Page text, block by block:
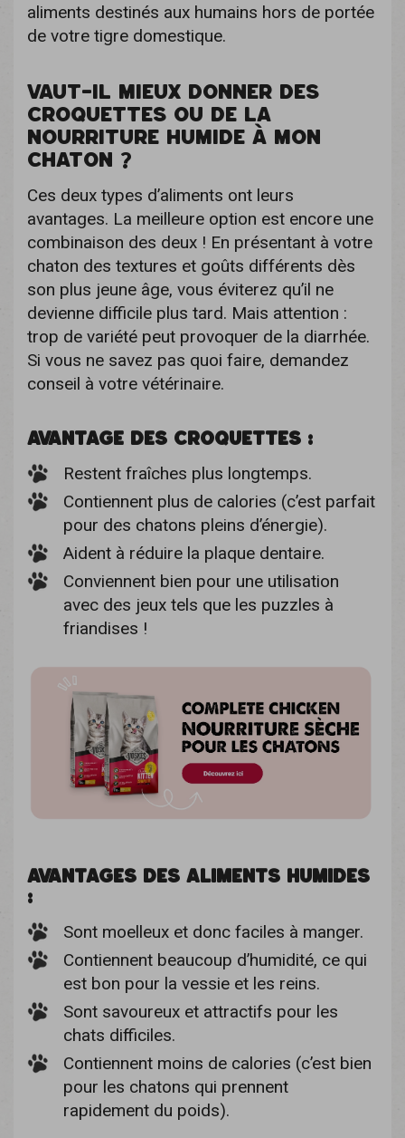
aliments destinés aux humains hors de portée
de votre tigre domestique.
VAUT-IL MIEUX DONNER DES
CROQUETTES OU DE LA
NOURRITURE HUMIDE À MON
CHATON ?
Ces deux types d’aliments ont leurs
avantages. La meilleure option est encore une
combinaison des deux ! En présentant à votre
chaton des textures et goûts différents dès
son plus jeune âge, vous éviterez qu’il ne
devienne difficile plus tard. Mais attention :
trop de variété peut provoquer de la diarrhée.
Si vous ne savez pas quoi faire, demandez
conseil à votre vétérinaire.
AVANTAGE DES CROQUETTES :
Restent fraîches plus longtemps.
Contiennent plus de calories (c’est parfait
pour des chatons pleins d’énergie).
Aident à réduire la plaque dentaire.
Conviennent bien pour une utilisation
avec des jeux tels que les puzzles à
friandises !
AVANTAGES DES ALIMENTS HUMIDES
:
Sont moelleux et donc faciles à manger.
Contiennent beaucoup d’humidité, ce qui
est bon pour la vessie et les reins.
Sont savoureux et attractifs pour les
chats difficiles.
Contiennent moins de calories (c’est bien
pour les chatons qui prennent
rapidement du poids).